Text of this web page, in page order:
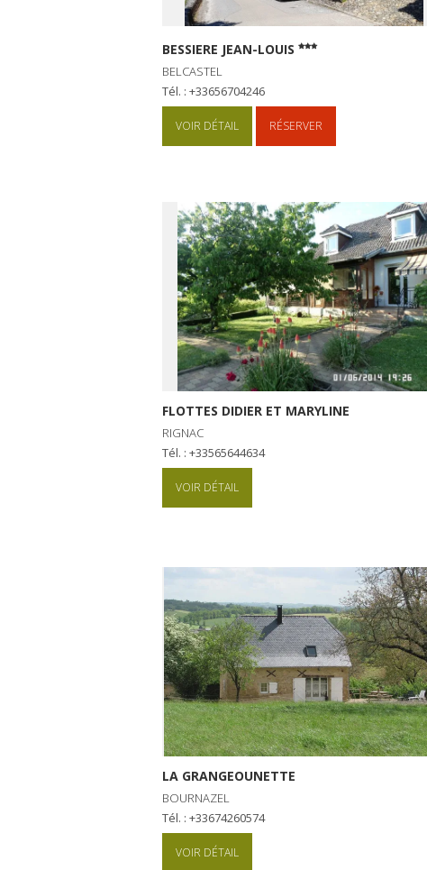
BESSIERE JEAN-LOUIS
BELCASTEL
Tél. : +33656704246
VOIR DÉTAIL RÉSERVER
FLOTTES DIDIER ET MARYLINE
RIGNAC
Tél. : +33565644634
VOIR DÉTAIL
LA GRANGEOUNETTE
BOURNAZEL
Tél. : +33674260574
VOIR DÉTAIL